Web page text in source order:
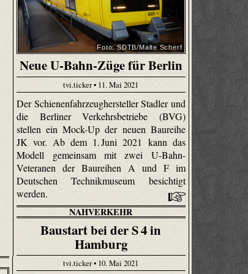
Foto: SDTB/Malte Scherf
Neue U-Bahn-Züge für Berlin
tvi.ticker • 11. Mai 2021
Der Schienenfahrzeughersteller Stadler und
die Berliner Verkehrsbetriebe (BVG)
stellen ein Mock-Up der neuen Baureihe
JK vor. Ab dem 1. Juni 2021 kann das
Modell gemeinsam mit zwei U-Bahn-
Veteranen der Baureihen A und F im
Deutschen Technikmuseum besichtigt
werden.
NAHVERKEHR
Baustart bei der S 4 in
Hamburg
tvi.ticker • 10. Mai 2021